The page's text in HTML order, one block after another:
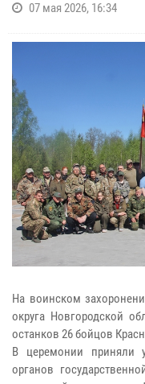
07 мая 2026, 16:34
На воинском
округа Новгородской
останков 26 бойцов
В церемонии приняли
органов